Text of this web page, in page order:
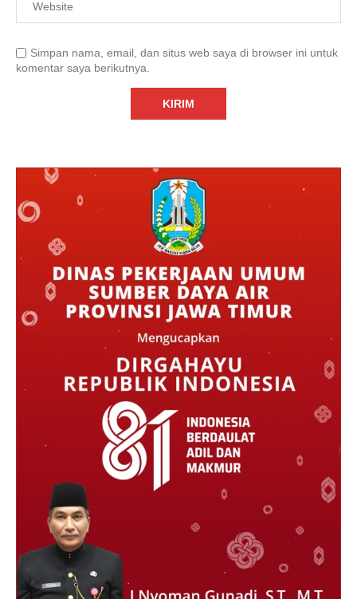
Simpan nama, email, dan situs web saya di browser ini untuk
komentar saya berikutnya.